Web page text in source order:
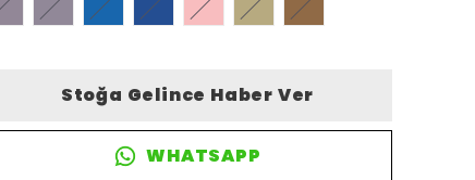
Stoğa Gelince Haber Ver
WHATSAPP